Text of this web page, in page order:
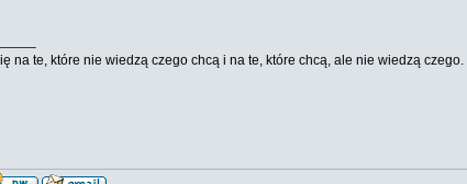
na te, które nie wiedzą czego chcą i na te, które chcą, ale nie wiedzą czego.